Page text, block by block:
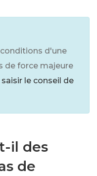
d'une
de force majeure
saisir le conseil de
il des
de